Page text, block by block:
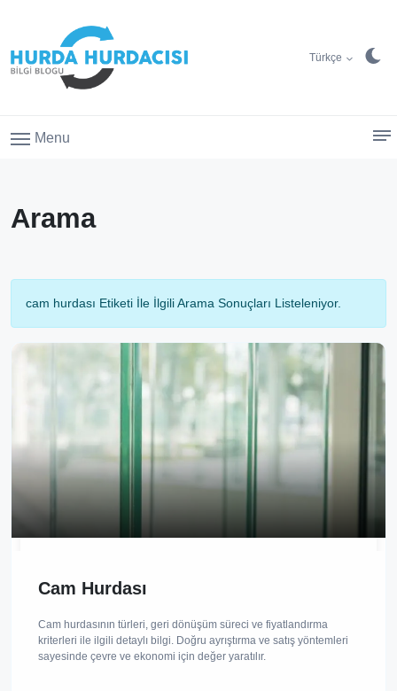
Türkçe
Menu
Arama
cam hurdası Etiketi İle İlgili Arama Sonuçları Listeleniyor.
Cam Hurdası
Cam hurdasının türleri, geri dönüşüm süreci ve fiyatlandırma
kriterleri ile ilgili detaylı bilgi. Doğru ayrıştırma ve satış yöntemleri
sayesinde çevre ve ekonomi için değer yaratılır.